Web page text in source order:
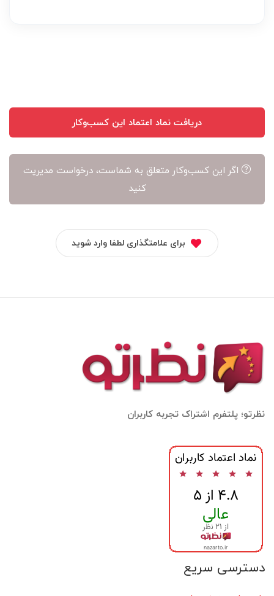
دریافت نماد اعتماد این کسب‌وکار
اگر این کسب‌وکار متعلق به شماست، درخواست مدیریت
کنید
برای علامتگذاری لطفا وارد شوید
نظرتو؛ پلتفرم اشتراک تجربه کاربران
دسترسی سریع